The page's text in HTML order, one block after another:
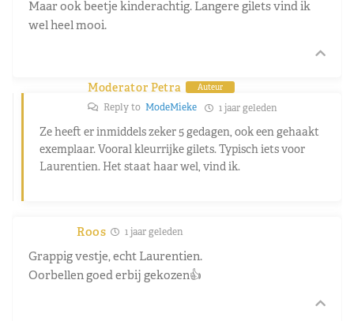
Maar ook beetje kinderachtig. Langere gilets vind ik
wel heel mooi.
Moderator Petra Auteur
Reply to ModeMieke 1 jaar geleden
Ze heeft er inmiddels zeker 5 gedagen, ook een gehaakt
exemplaar. Vooral kleurrijke gilets. Typisch iets voor
Laurentien. Het staat haar wel, vind ik.
Roos 1 jaar geleden
Grappig vestje, echt Laurentien.
Oorbellen goed erbij gekozen👍